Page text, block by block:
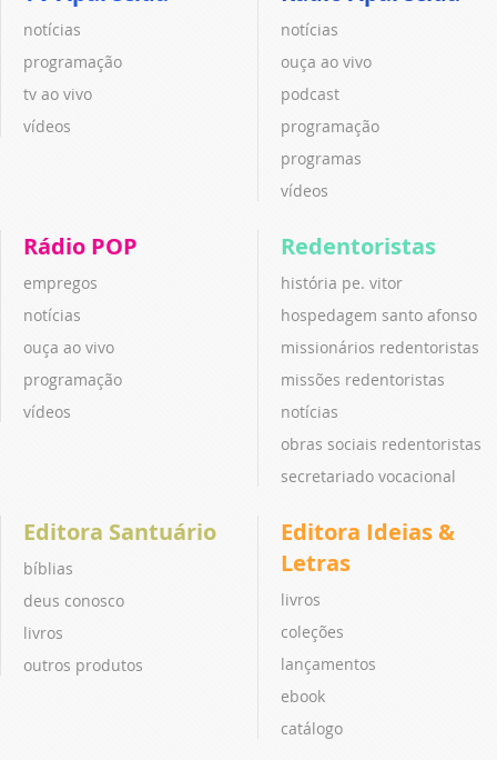
notícias
programação
tv ao vivo
vídeos
notícias
ouça ao vivo
podcast
programação
programas
vídeos
Rádio POP
empregos
notícias
ouça ao vivo
programação
vídeos
Redentoristas
história pe. vitor
hospedagem santo afonso
missionários redentoristas
missões redentoristas
notícias
obras sociais redentoristas
secretariado vocacional
Editora Santuário
bíblias
deus conosco
livros
outros produtos
Editora Ideias &
Letras
livros
coleções
lançamentos
ebook
catálogo